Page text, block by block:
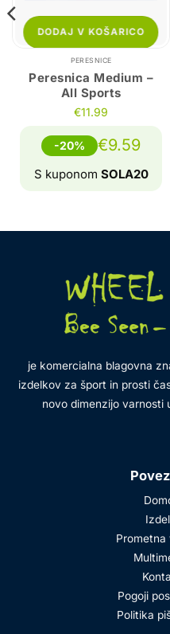
DODAJ V KOŠARICO
PERESNICE
Peresnica Medium –
All Sports
€11.99
-20% €9.59
S kuponom SOLA20
je komercialna blagovna
izdelkov za šport in prosti
novo dimenzijo varnosti
Prometna
Pogoji
Politika